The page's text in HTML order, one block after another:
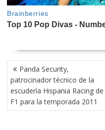
NAVEGACIÓN
DE
ENTRADAS
Panda Security,
patrocinador técnico de la
escudería Hispania Racing de
F1 para la temporada 2011